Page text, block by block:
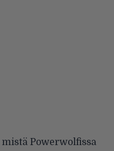
Powerwolfissa